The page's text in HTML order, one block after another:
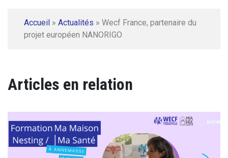
Accueil » Actualités » Wecf France, partenaire du
projet européen NANORIGO
Articles en relation